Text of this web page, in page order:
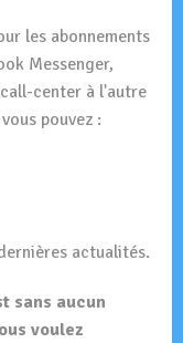
les abonnements
Messenger,
center à l'autre
pouvez :
actualités.
sans aucun
voulez